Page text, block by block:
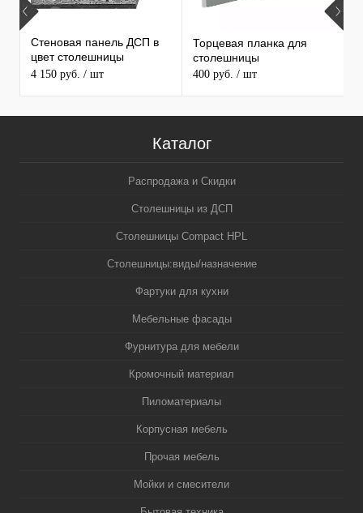
Стеновая панель ДСП в
цвет столешницы
MAERSS
4 150 руб. / шт
Торцевая планка для
столешницы
400 руб. / шт
Каталог
Распродажа и Скидки
Столешницы из ДСП
Столешницы Compact HPL
Столешницы:виды/назначение
Фартуки для кухни
Мебельные фасады
Фурнитура для мебели
Кромочный материал
Пиломатериалы
Корпусная мебель
Прочая мебель
Мойки и смесители